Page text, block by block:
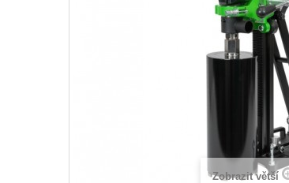
Zobrazit větší